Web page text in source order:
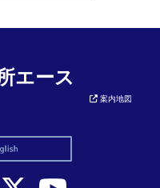
エース
案内地図